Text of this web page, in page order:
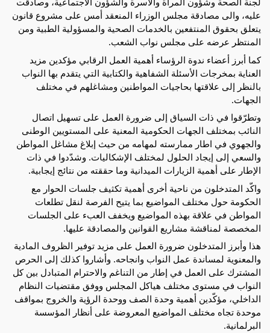
عليه، والى مصادقة مجلس الوزراء المنعقد أمس على مشروع قانون
يتعلق بحقوق المنتفعين بالخدمات الصحية والمسؤولية الطبية ومن
المنتظر عرضه على مجلس نواب الشعب.
كما أبرز أعضاء ندوة الرؤساء أهمية العمل الرقابي مؤكدين مزيد
العناية بمخرجات الأسئلة الشفاهية والكتابية التي يتقدم بها النواب
بالنظر إلى علاقتها بحاجيات المواطنين ومشاغلهم في مختلف
الجهات.
وتطرّقوا في ذات السياق إلى ضرورة العمل على تسهيل اتصال
النائب بمختلف الجهات الحكومية المعنية على المستويين الوطنى
والجهوي في اطار ممارسته لمهامه من حيث إبلاغ مشاغل المواطن
والسعي إلى إيجاد الحلول لمختلف الإشكاليات. وشدّدوا في ذات
الإطار على أهمية الزيارات الميدانية وما حققته من نتائج إيجابية.
واكّد المتدخلون من ناحية أخرى أهمية تكثيف جلسات الحوار مع
الحكومة حول مختلف المواضيع بما يتيح الفرصة لنقل تطلعات
المواطن في علاقة بهذه المواضيع ويخفف العبء على الجلسات
المخصصة لمناقشة مشاريع القوانين والمصادقة عليها.
هذا وأبرز المتدخلون ضرورة العمل على مزيد توفير الظروف المادية
والمعنوية لمساندة عمل النواب وانجاحه. وأشاروا كذلك إلى الحرص
المشترك على العمل في إطار من التناغم والاحترام المتبادل بين كل
النواب في مستوى مختلف هياكل المجلس ووفق مقتضيات النظام
الداخلي، مؤكّدين أهمية وحدة الصف ووحدة الرؤية والخروج بمواقف
موحدة تجاه مختلف المواضيع المعروضة على أنظار المؤسسة
البرلمانية.